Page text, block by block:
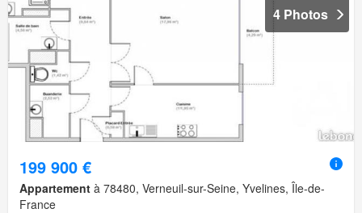
4 Photos
199 900 €
Appartement à 78480, Verneuil-sur-Seine, Yvelines, Île-de-
France